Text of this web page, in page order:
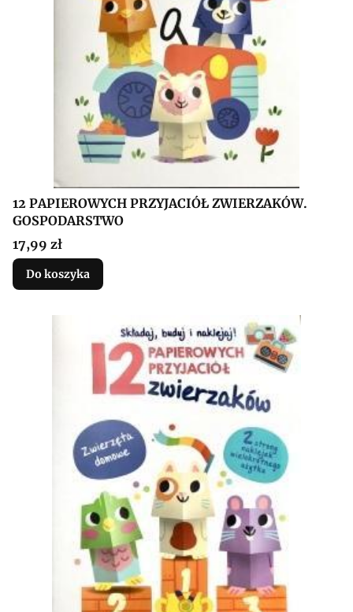
12 PAPIEROWYCH PRZYJACIÓŁ ZWIERZAKÓW.
GOSPODARSTWO
Cena
17,99 zł
Do koszyka